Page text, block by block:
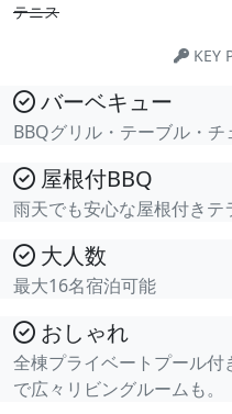
テニス
KEY
バーベキュー
BBQグリル・テーブル・チ
屋根付BBQ
雨天でも安心な屋根付きテ
大人数
最大16名宿泊可能
おしゃれ
全棟プライベートプール
で広々リビングルームも。